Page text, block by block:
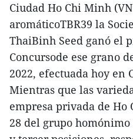
Ciudad Ho Chi Minh
aromáticoTBR39 la
ThaiBinh Seed ganó el
Concursode ese grano
2022, efectuada hoy en
Mientras que las
empresa privada de Ho
28 del grupo